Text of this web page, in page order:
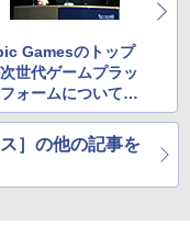
Gamesのトップ
世代ゲームプラッ
フォームについて語
］の他の記事を